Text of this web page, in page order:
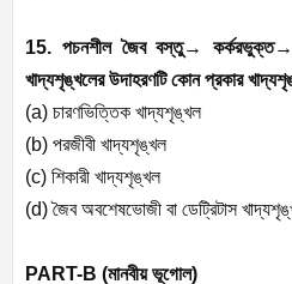
15. পচনশীল জৈব বস্তু→ কর্করভুক্ত→
খাদ্যশৃঙ্খলের উদাহরণটি কোন প্রকার
(a) চারণভিত্তিক খাদ্যশৃঙ্খল
(b) পরজীবী খাদ্যশৃঙ্খল
(c) শিকারী খাদ্যশৃঙ্খল
(d)জৈব অবশেষভোজী বা ডেট্রিটাস
PART-B (মানবীয় ভূগোল)